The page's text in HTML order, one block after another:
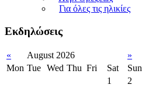
Για όλες τις ηλικίες
Εκδηλώσεις
« August 2026
»
Mon Tue Wed Thu Fri Sat
Sun
1
2